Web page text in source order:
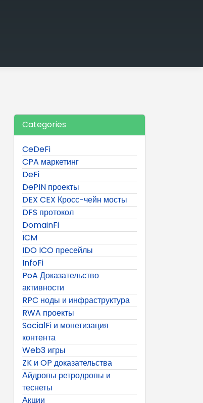
Categories
CeDeFi
CPA маркетинг
DeFi
DePIN проекты
DEX CEX Кросс-чейн мосты
DFS протокол
DomainFi
ICM
IDO ICO пресейлы
InfoFi
PoA Доказательство
активности
RPC ноды и инфраструктура
RWA проекты
SocialFi и монетизация
контента
Web3 игры
ZK и OP доказательства
Айдропы ретродропы и
теснеты
Акции